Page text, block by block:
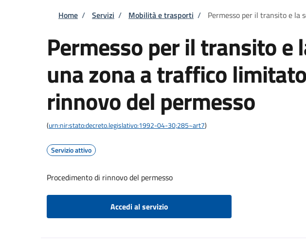
Briciole di pane
Home / Servizi / Mobilità e trasporti / Permesso per il transito e la
Permesso per il transito e
una zona a traffico
rinnovo del permesso
(urn:nir:stato:decreto.legislativo:1992-04-30;285~art7)
Servizio attivo
Procedimento di rinnovo del permesso
Accedi al servizio